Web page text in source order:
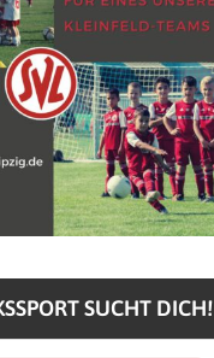
SUCHT DICH!